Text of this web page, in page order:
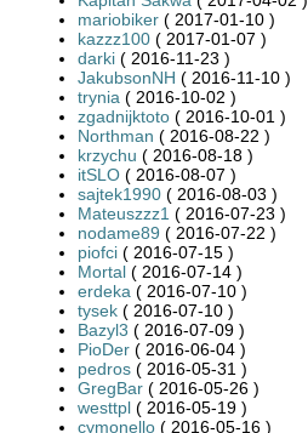
mariobiker ( 2017-01-10 )
kazzz100 ( 2017-01-07 )
darki ( 2016-11-23 )
JakubsonNH ( 2016-11-10 )
trynia ( 2016-10-02 )
zgadnijktoto ( 2016-10-01 )
Northman ( 2016-08-22 )
krzychu ( 2016-08-18 )
itSLO ( 2016-08-07 )
sajtek1990 ( 2016-08-03 )
Mateuszzz1 ( 2016-07-23 )
nodame89 ( 2016-07-22 )
piofci ( 2016-07-15 )
Mortal ( 2016-07-14 )
erdeka ( 2016-07-10 )
tysek ( 2016-07-10 )
Bazyl3 ( 2016-07-09 )
PioDer ( 2016-06-04 )
pedros ( 2016-05-31 )
GregBar ( 2016-05-26 )
westtpl ( 2016-05-19 )
cymonello ( 2016-05-16 )